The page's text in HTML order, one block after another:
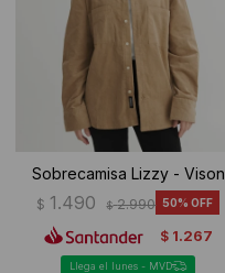
Sobrecamisa Lizzy - Vison
$ 1.490 $ 2.990 50
$ 1.267
Llega el lunes - MVD